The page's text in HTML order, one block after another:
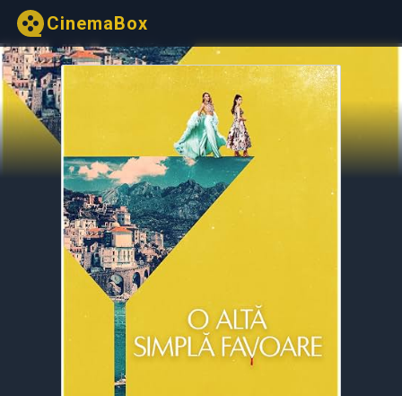
CinemaBox